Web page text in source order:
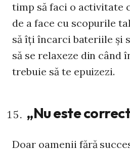
timp să faci o activitate
de a face cu scopurile
să îți încarci bateriile și
să se relaxeze din când
trebuie să te epuizezi.
„Nu este correct
Doar oamenii fără